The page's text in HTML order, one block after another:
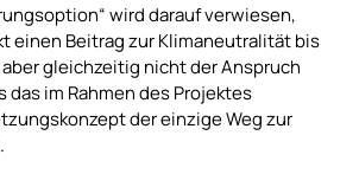
wird darauf verwiesen,
einen Beitrag zur Klimaneutralität bis
gleichzeitig nicht der Anspruch
das im Rahmen des Projektes
der einzige Weg zur